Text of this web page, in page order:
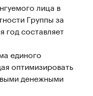
лица в
Группы за
год составляет
единого
оптимизировать
денежными